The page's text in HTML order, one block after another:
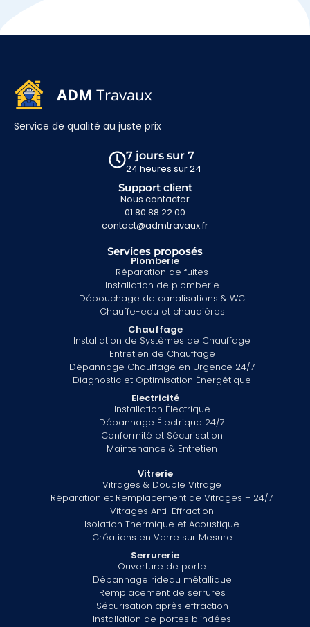
Service de qualité au juste prix
7 jours sur 7
24 heures sur 24
Support client
Nous contacter
01 80 88 22 00
contact@admtravaux.fr
Services proposés
Plomberie
Réparation de fuites
Installation de plomberie
Débouchage de canalisations & WC
Chauffe-eau et chaudières
Chauffage
Installation de Systèmes de Chauffage
Entretien de Chauffage
Dépannage Chauffage en Urgence 24/7
Diagnostic et Optimisation Énergétique
Electricité
Installation Électrique
Dépannage Électrique 24/7
Conformité et Sécurisation
Maintenance & Entretien
Vitrerie
Vitrages & Double Vitrage
Réparation et Remplacement de Vitrages – 24/7
Vitrages Anti-Effraction
Isolation Thermique et Acoustique
Créations en Verre sur Mesure
Serrurerie
Ouverture de porte
Dépannage rideau métallique
Remplacement de serrures
Sécurisation après effraction
Installation de portes blindées